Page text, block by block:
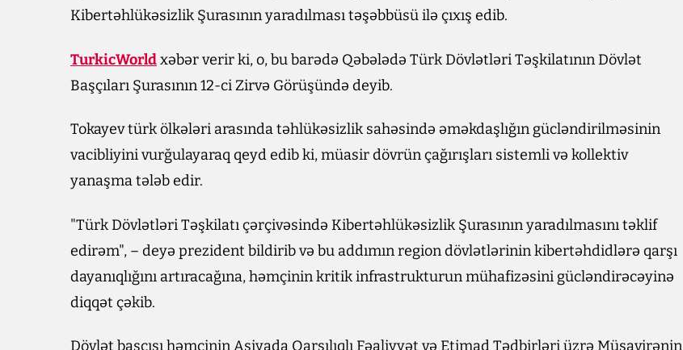
Kibertəhlükəsizlik Şurasının yaradılması təşəbbüsü ilə çıxış edib.
TurkicWorldxəbər verir ki, o, bu barədə Qəbələdə Türk Dövlətləri Təşkilatının Dövlət
Başçıları Şurasının 12-ci Zirvə Görüşündə deyib.
Tokayev türk ölkələri arasında təhlükəsizlik sahəsində əməkdaşlığın gücləndirilməsinin
vacibliyini vurğulayaraq qeyd edib ki, müasir dövrün çağırışları sistemli və kollektiv
yanaşma tələb edir.
"Türk Dövlətləri Təşkilatı çərçivəsində Kibertəhlükəsizlik Şurasının yaradılmasını təklif
edirəm", – deyə prezident bildirib və bu addımın region dövlətlərinin kibertəhdidlərə qarşı
dayanıqlığını artıracağına, həmçinin kritik infrastrukturun mühafizəsini gücləndirəcəyinə
diqqət çəkib.
Dövlət başçısı həmçinin Asiyada Qarşılıqlı Fəaliyyət və Etimad Tədbirləri üzrə Müşavirənin